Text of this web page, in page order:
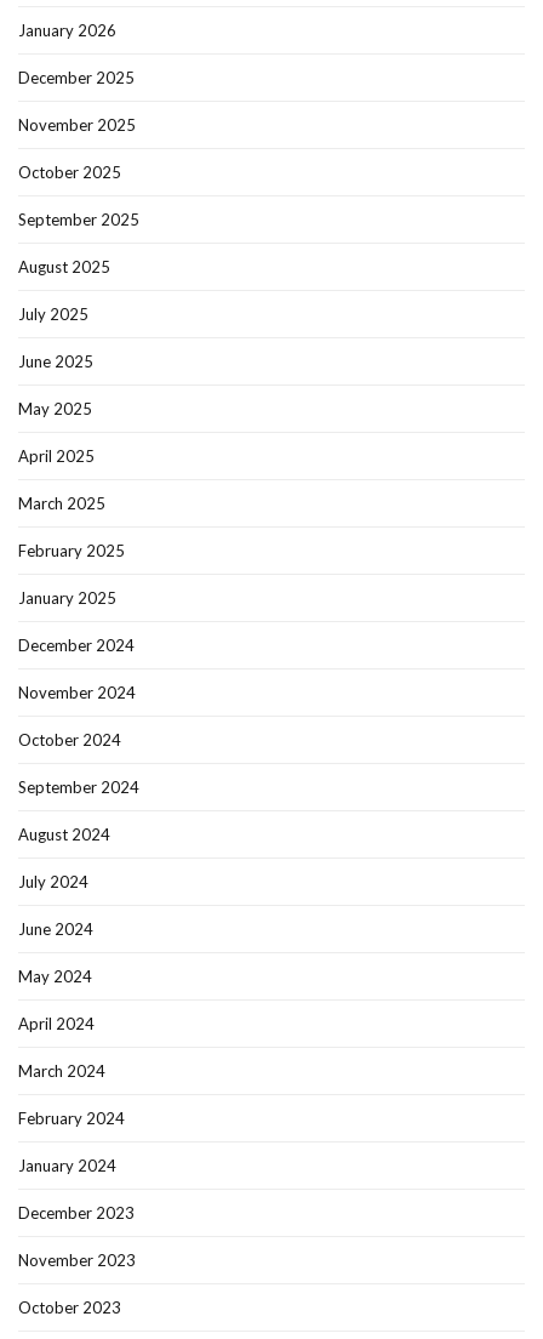
January 2026
December 2025
November 2025
October 2025
September 2025
August 2025
July 2025
June 2025
May 2025
April 2025
March 2025
February 2025
January 2025
December 2024
November 2024
October 2024
September 2024
August 2024
July 2024
June 2024
May 2024
April 2024
March 2024
February 2024
January 2024
December 2023
November 2023
October 2023